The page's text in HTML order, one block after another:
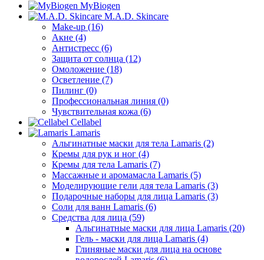
MyBiogen
M.A.D. Skincare
Make-up (16)
Акне (4)
Антистресс (6)
Защита от солнца (12)
Омоложение (18)
Осветление (7)
Пилинг (0)
Профессиональная линия (0)
Чувствительная кожа (6)
Cellabel
Lamaris
Альгинатные маски для тела Lamaris (2)
Кремы для рук и ног (4)
Кремы для тела Lamaris (7)
Массажные и аромамасла Lamaris (5)
Моделирующие гели для тела Lamaris (3)
Подарочные наборы для лица Lamaris (3)
Соли для ванн Lamaris (6)
Средства для лица (59)
Альгинатные маски для лица Lamaris (20)
Гель - маски для лица Lamaris (4)
Глиняные маски для лица на основе